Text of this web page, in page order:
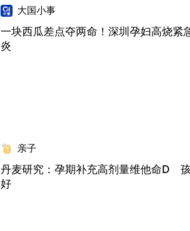
大国小事
一块西瓜差点夺两命！深圳孕妇高烧
炎
亲子
丹麦研究：孕期补充高剂量维他命D
好